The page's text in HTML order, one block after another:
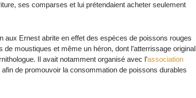
ses comparses et lui prétendaient acheter seulement
aux Ernest abrite en effet des espèces de poissons rouges
moustiques et même un héron, dont l’atterrissage original
Il avait notamment organisé avec l’association
de promouvoir la consommation de poissons durables